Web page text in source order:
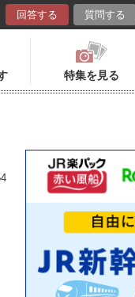
回答する 質問する
特集を見る